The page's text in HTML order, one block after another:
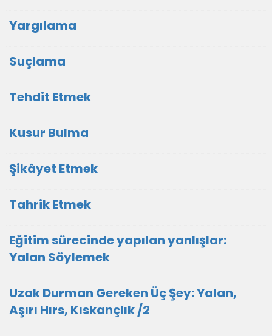
Yargılama
Suçlama
Tehdit Etmek
Kusur Bulma
Şikâyet Etmek
Tahrik Etmek
Eğitim sürecinde yapılan yanlışlar:
Yalan Söylemek
Uzak Durman Gereken Üç Şey: Yalan,
Aşırı Hırs, Kıskançlık /2